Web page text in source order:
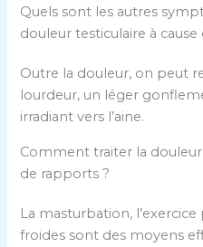
Quels sont les autres
douleur testiculaire à
Outre la douleur, on peut
lourdeur, un léger
irradiant vers l’aine.
Comment traiter la
de rapports ?
La masturbation,
froides sont des moyens